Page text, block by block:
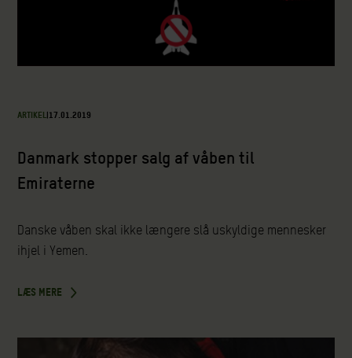
ARTIKEL|17.01.2019
Danmark stopper salg af våben til
Emiraterne
Danske våben skal ikke længere slå uskyldige mennesker
ihjel i Yemen.
LÆS MERE